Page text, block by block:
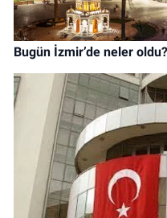
Bugün İzmir’de neler